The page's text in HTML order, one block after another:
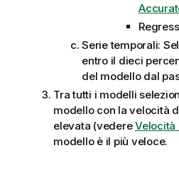
Serie temporali:
entro il dieci
del modello dal
Tra tutti i modelli
modello con la velocità
elevata (vedereVelocità
modello è il più veloce.